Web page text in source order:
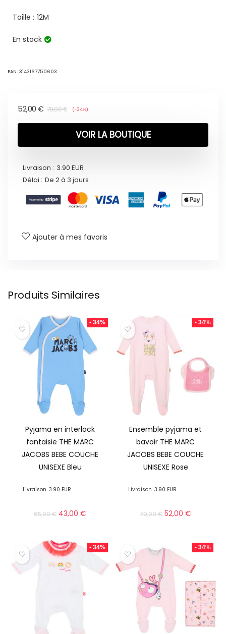
Taille : 12M
En stock
EAN: 3143167750603
79,00€
52,00 € (-34%)
VOIR LA BOUTIQUE
Livraison : 3.90 EUR
Délai : De 2 à 3 jours
Ajouter à mes favoris
Produits Similaires
- 34%
Pyjama en interlock
fantaisie THE MARC
JACOBS BEBE COUCHE
UNISEXE Bleu
Livraison 3.90 EUR
65,00€ 43,00€
- 34%
Ensemble pyjama et
bavoir THE MARC
JACOBS BEBE COUCHE
UNISEXE Rose
Livraison 3.90 EUR
79,00€ 52,00 €
- 34% - 34%